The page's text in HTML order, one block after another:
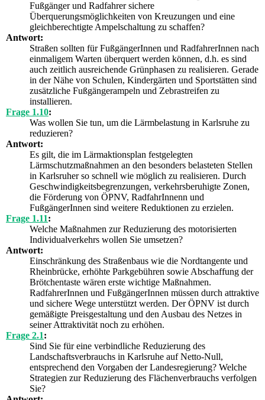
Fußgänger und Radfahrer sichere
Überquerungsmöglichkeiten von Kreuzungen und eine
gleichberechtigte Ampelschaltung zu schaffen?
Antwort:
Straßen sollten für FußgängerInnen und RadfahrerInnen nach
einmaligem Warten überquert werden können, d.h. es sind
auch zeitlich ausreichende Grünphasen zu realisieren. Gerade
in der Nähe von Schulen, Kindergärten und Sportstätten sind
zusätzliche Fußgängerampeln und Zebrastreifen zu
installieren.
Frage 1.10:
Was wollen Sie tun, um die Lärmbelastung in Karlsruhe zu
reduzieren?
Antwort:
Es gilt, die im Lärmaktionsplan festgelegten
Lärmschutzmaßnahmen an den besonders belasteten Stellen
in Karlsruher so schnell wie möglich zu realisieren. Durch
Geschwindigkeitsbegrenzungen, verkehrsberuhigte Zonen,
die Förderung von ÖPNV, RadfahrInnenn und
FußgängerInnen sind weitere Reduktionen zu erzielen.
Frage 1.11:
Welche Maßnahmen zur Reduzierung des motorisierten
Individualverkehrs wollen Sie umsetzen?
Antwort:
Einschränkung des Straßenbaus wie die Nordtangente und
Rheinbrücke, erhöhte Parkgebühren sowie Abschaffung der
Brötchentaste wären erste wichtige Maßnahmen.
RadfahrerInnen und FußgängerInnen müssen durch attraktive
und sichere Wege unterstützt werden. Der ÖPNV ist durch
gemäßigte Preisgestaltung und den Ausbau des Netzes in
seiner Attraktivität noch zu erhöhen.
Frage 2.1:
Sind Sie für eine verbindliche Reduzierung des
Landschaftsverbrauchs in Karlsruhe auf Netto-Null,
entsprechend den Vorgaben der Landesregierung? Welche
Strategien zur Reduzierung des Flächenverbrauchs verfolgen
Sie?